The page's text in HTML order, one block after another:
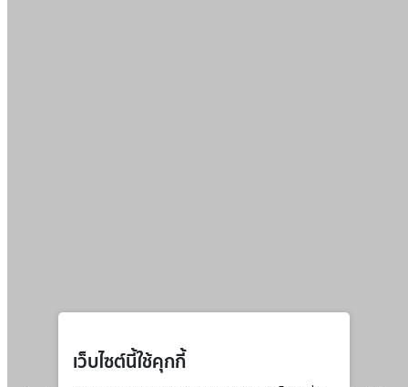
เว็บไซต์นี้ใช้คุกกี้